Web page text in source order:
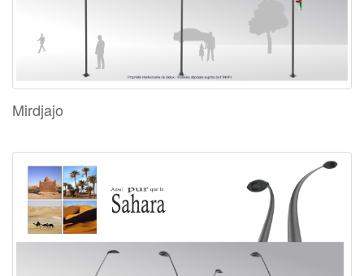
Mirdjajo